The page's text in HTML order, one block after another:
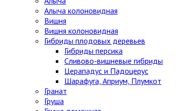
Алыча колоновидная
Вишня
Вишня колоновидная
Гибриды плодовых деревьев
Гибриды персика
Сливово-вишневые гибриды
Церападус и Падоцерус
Шарафуга, Априум, Плумкот
Гранат
Груша